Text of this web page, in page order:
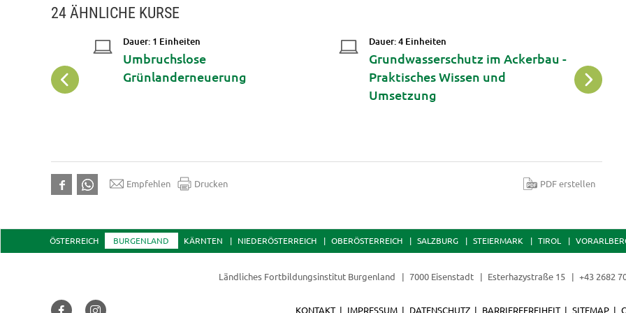
24 ÄHNLICHE KURSE
Dauer: 1 Einheiten
Umbruchslose
Grünlanderneuerung
Dauer: 4 Einheiten
Grundwasserschutz im Ackerbau -
Praktisches Wissen und
Umsetzung
Empfehlen Drucken PDF erstellen
ÖSTERREICH BURGENLAND KÄRNTEN NIEDERÖSTERREICH OBERÖSTERREICH SALZBURG STEIERMARK TIROL
Ländliches Fortbildungsinstitut Burgenland 7000 Eisenstadt Esterhazystraße 15 +43 2682
KONTAKT IMPRESSUM DATENSCHUTZ BARRIEREFREIHEIT SITEMAP